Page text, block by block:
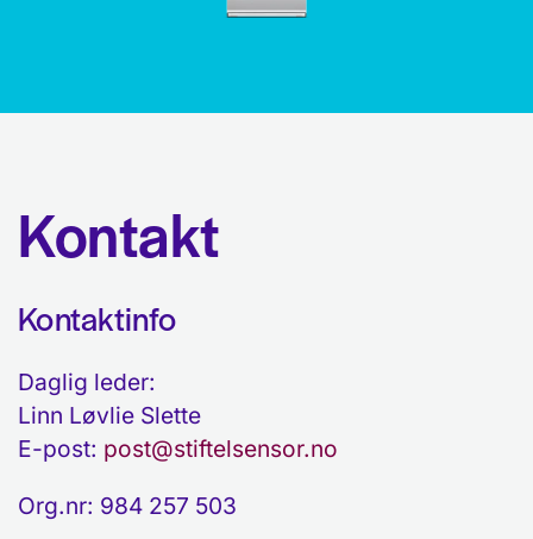
Kontakt
Kontaktinfo
Daglig leder:
Linn Løvlie Slette
E-post: post@stiftelsensor.no
Org.nr: 984 257 503